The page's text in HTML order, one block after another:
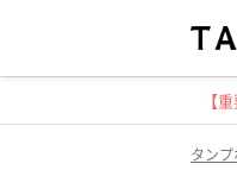
【
タン